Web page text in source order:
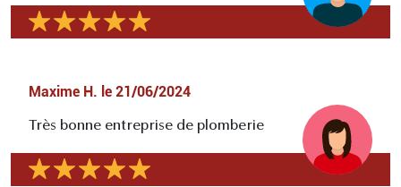
Maxime H. le 21/06/2024
Très bonne entreprise de plomberie